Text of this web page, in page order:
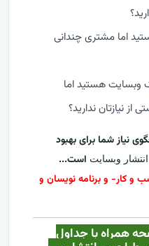
اما مشتری چندانی
وبسایت هستید اما
از نیازتان ندارید؟
نیاز شما برای بهبود
وبسایت است...
و کار- و برنامه نویسان و
بی مانند در ۴۰ صفحه همراه با جداول